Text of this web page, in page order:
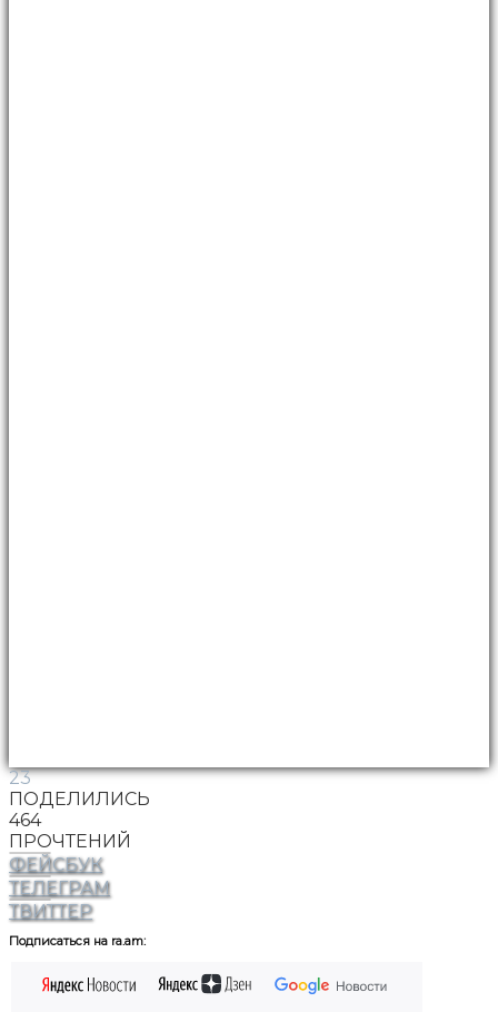
23
ПОДЕЛИЛИСЬ
464
ПРОЧТЕНИЙ
ФЕЙСБУК
ТЕЛЕГРАМ
ТВИТТЕР
Подписаться на ra.am: